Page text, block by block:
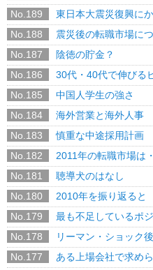
No.189
東日本大震災復興に
No.188
震災後の転職市場に
No.187
陰徳の貯金？
No.186
30代・40代で伸びる
No.185
中国人学生の強さ
No.184
海外営業と海外人事
No.183
慎重な中途採用計画
No.182
2011年の転職市場は
No.181
聴導犬のはなし
No.180
2010年を振り返ると
No.179
最も不足しているポ
No.178
リーマン・ショック
No.177
ある上場会社で求め